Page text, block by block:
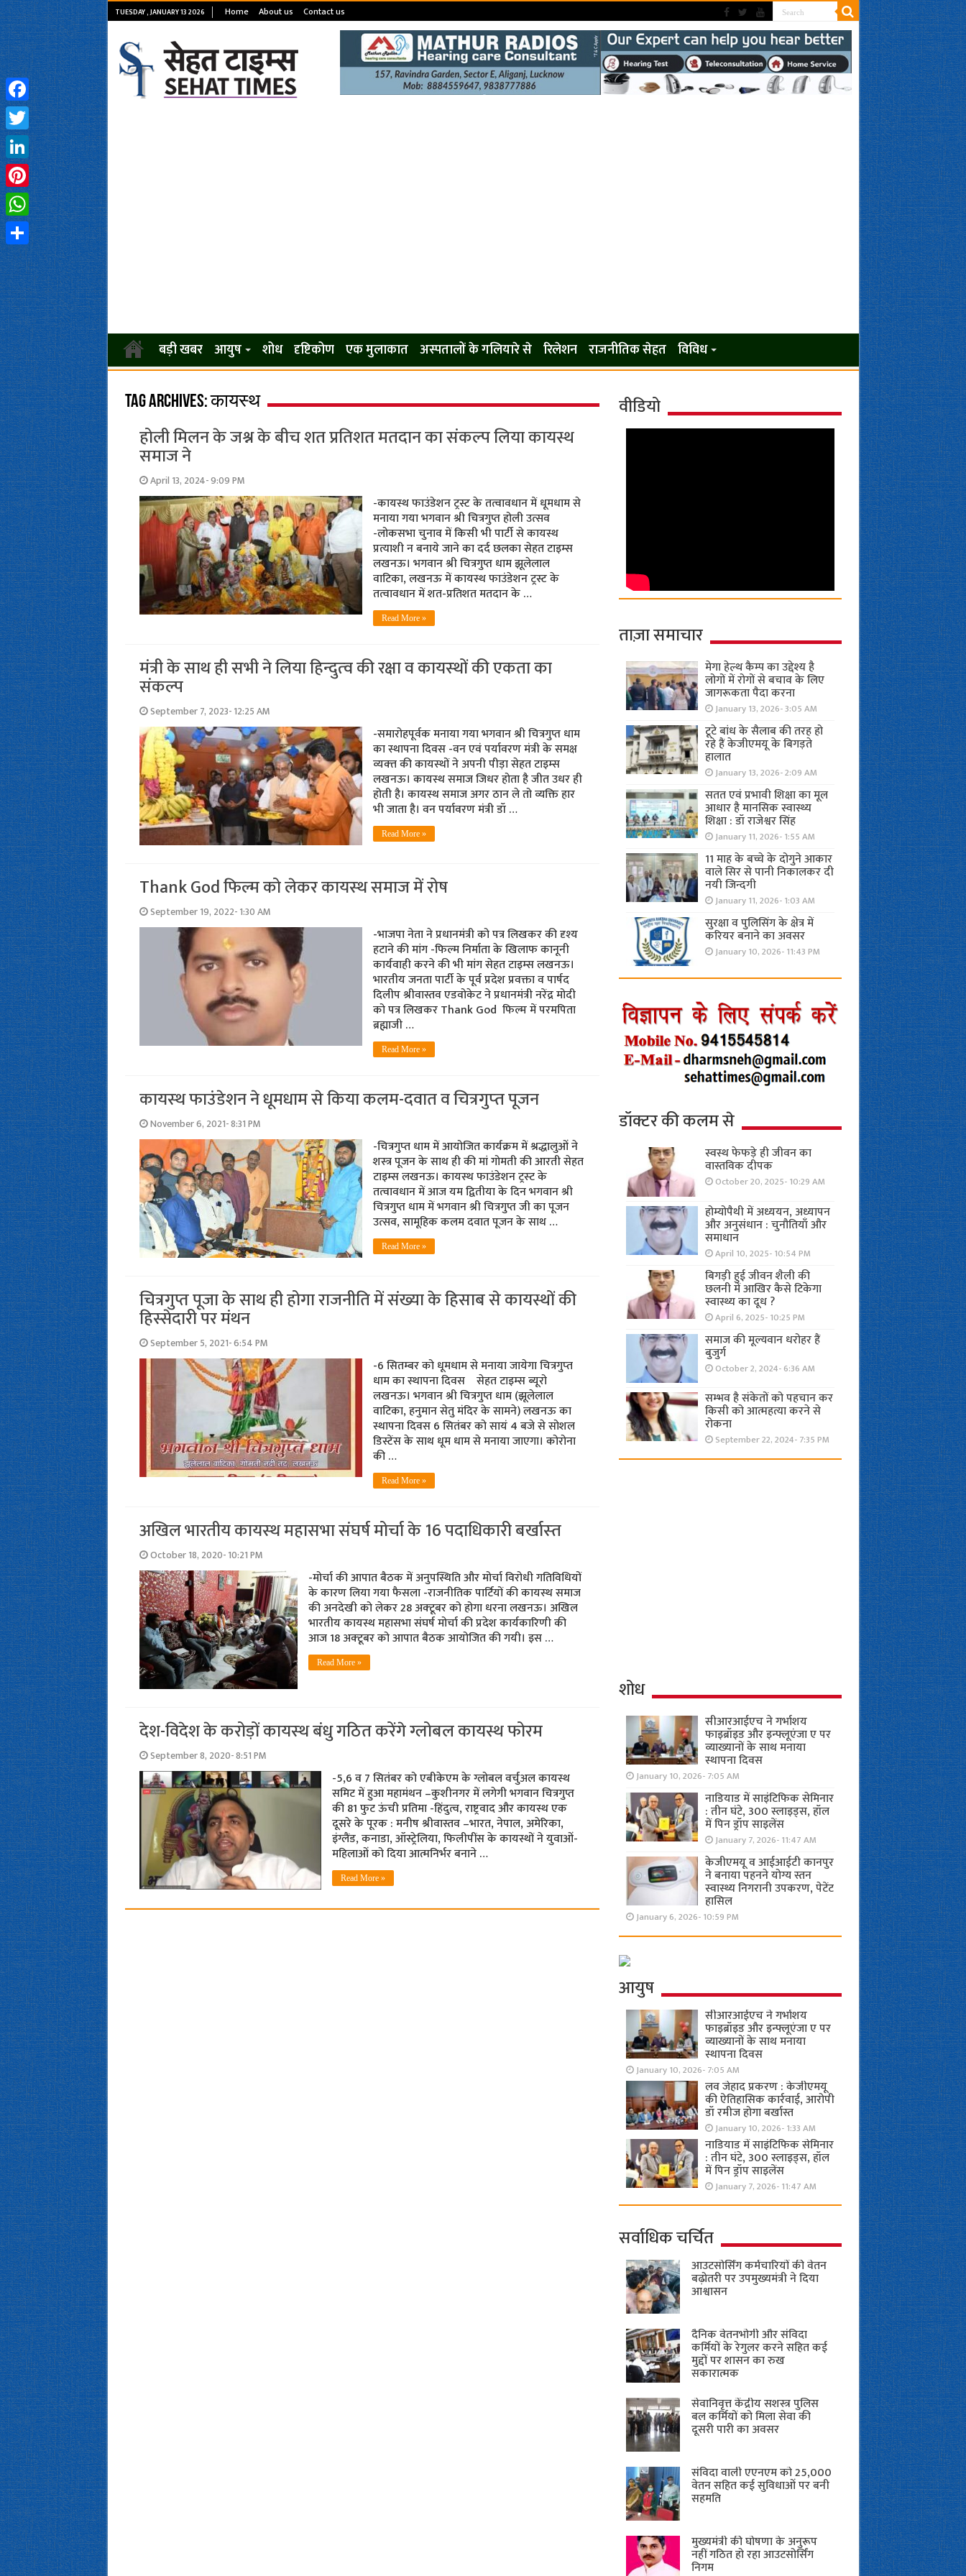
TUESDAY , JANUARY 13 2026 Home About us Contact us
बड़ी खबर आयुष शोध दृष्टिकोण एक मुलाकात अस्पतालों के गलियारे से रिलेशन राजनीतिक सेहत विविध
Tag Archives:कायस्थ
होली मिलन के जश्न के बीच शत प्रतिशत मतदान का संकल्प लिया कायस्थ
समाज ने
April 13, 2024- 9:09 PM
-कायस्थ फाउंडेशन ट्रस्ट के तत्वावधान में धूमधाम से
मनाया गया भगवान श्री चित्रगुप्त होली उत्सव
-लोकसभा चुनाव में किसी भी पार्टी से कायस्थ
प्रत्याशी न बनाये जाने का दर्द छलका सेहत टाइम्स
लखनऊ। भगवान श्री चित्रगुप्त धाम झूलेलाल
वाटिका, लखनऊ में कायस्थ फाउंडेशन ट्रस्ट के
तत्वावधान में शत-प्रतिशत मतदान के …
Read More »
मंत्री के साथ ही सभी ने लिया हिन्‍दुत्‍व की रक्षा व कायस्‍थों की एकता का
संकल्‍प
September 7, 2023- 12:25 AM
-समारोहपूर्वक मनाया गया भगवान श्री चित्रगुप्त धाम
का स्थापना दिवस -वन एवं पर्यावरण मंत्री के समक्ष
व्‍यक्‍त की कायस्‍थों ने अपनी पीड़ा सेहत टाइम्‍स
लखनऊ। कायस्थ समाज जिधर होता है जीत उधर ही
होती है। कायस्थ समाज अगर ठान ले तो व्यक्ति हार
भी जाता है। वन पर्यावरण मंत्री डॉ …
Read More »
Thank God फिल्म को लेकर कायस्‍थ समाज में रोष
September 19, 2022- 1:30 AM
-भाजपा नेता ने प्रधानमंत्री को पत्र लिखकर की दृश्‍य
हटाने की मांग -फि‍ल्‍म निर्माता के खिलाफ कानूनी
कार्यवाही करने की भी मांग सेहत टाइम्‍स लखनऊ।
भारतीय जनता पार्टी के पूर्व प्रदेश प्रवक्ता व पार्षद
दिलीप श्रीवास्तव एडवोकेट ने प्रधानमंत्री नरेंद्र मोदी
को पत्र लिखकर Thank God फिल्म में परमपिता
ब्रह्माजी …
Read More »
कायस्‍थ फाउंडेशन ने धूमधाम से किया कलम-दवात व चित्रगुप्‍त पूजन
November 6, 2021- 8:31 PM
-चित्रगुप्‍त धाम में आयोजित कार्यक्रम में श्रद्धालुओं ने
शस्‍त्र पूजन के साथ ही की मां गोमती की आरती सेहत
टाइम्‍स लखनऊ। कायस्‍थ फाउंडेशन ट्रस्‍ट के
तत्‍वावधान में आज यम द्वितीया के दिन भगवान श्री
चित्रगुप्त धाम में भगवान श्री चित्रगुप्त जी का पूजन
उत्सव, सामूहिक कलम दवात पूजन के साथ …
Read More »
चित्रगुप्त पूजा के साथ ही होगा राजनीति में संख्या के हिसाब से कायस्थों की
हिस्सेदारी पर मंथन
September 5, 2021- 6:54 PM
-6 सितम्‍बर को धूमधाम से मनाया जायेगा चित्रगुप्‍त
धाम का स्‍थापना दिवस सेहत टाइम्‍स ब्‍यूरो
लखनऊ। भगवान श्री चित्रगुप्त धाम (झूलेलाल
वाटिका, हनुमान सेतु मंदिर के सामने) लखनऊ का
स्थापना दिवस 6 सितंबर को सायं 4 बजे से सोशल
डिस्टेंस के साथ धूम धाम से मनाया जाएगा। कोरोना
की …
Read More »
अखिल भारतीय कायस्‍थ महासभा संघर्ष मोर्चा के 16 पदाधिकारी बर्खास्‍त
October 18, 2020- 10:21 PM
-मोर्चा की आपात बैठक में अनुपस्थिति और मोर्चा विरोधी गतिविधियों
के कारण लिया गया फैसला -राजनीतिक पार्टियों की कायस्‍थ समाज
की अनदेखी को लेकर 28 अक्‍टूबर को होगा धरना लखनऊ। अखिल
भारतीय कायस्थ महासभा संघर्ष मोर्चा की प्रदेश कार्यकारिणी की
आज 18 अक्‍टूबर को आपात बैठक आयोजित की गयी। इस …
Read More »
देश-विदेश के करोड़ों कायस्‍थ बंधु गठित करेंगे ग्लोबल कायस्थ फोरम
September 8, 2020- 8:51 PM
-5,6 व 7 सितंबर को एबीकेएम के ग्लोबल वर्चुअल कायस्थ
समिट में हुआ महामंथन –कुशीनगर में लगेगी भगवान चित्रगुप्त
की 81 फुट ऊंची प्रतिमा -हिंदुत्व, राष्ट्रवाद और कायस्थ एक
दूसरे के पूरक : मनीष श्रीवास्तव –भारत, नेपाल, अमेरिका,
इंग्लैंड, कनाडा, ऑस्ट्रेलिया, फिलीपींस के कायस्थों ने युवाओं-
महिलाओं को दिया आत्मनिर्भर बनाने …
Read More »
वीडियो
ताज़ा समाचार
मेगा हेल्थ कैम्प का उद्देश्य है
लोगों में रोगों से बचाव के लिए
जागरूकता पैदा करना
January 13, 2026- 3:05 AM
टूटे बांध के सैलाब की तरह हो
रहे हैं केजीएमयू के बिगड़ते
हालात
January 13, 2026- 2:09 AM
सतत एवं प्रभावी शिक्षा का मूल
आधार है मानसिक स्वास्थ्य
शिक्षा : डॉ राजेश्वर सिंह
January 11, 2026- 1:55 AM
11 माह के बच्चे के दोगुने आकार
वाले सिर से पानी निकालकर दी
नयी जिन्दगी
January 11, 2026- 1:03 AM
सुरक्षा व पुलिसिंग के क्षेत्र में
करियर बनाने का अवसर
January 10, 2026- 11:43 PM
डॉक्टर की कलम से
स्वस्थ फेफड़े ही जीवन का
वास्तविक दीपक
October 20, 2025- 10:29 AM
होम्योपैथी में अध्ययन, अध्यापन
और अनुसंधान : चुनौतियाँ और
समाधान
April 10, 2025- 10:54 PM
बिगड़ी हुई जीवन शैली की
छलनी में आखिर कैसे टिकेगा
स्वास्थ्य का दूध ?
April 6, 2025- 10:25 PM
समाज की मूल्यवान धरोहर हैं
बुजुर्ग
October 2, 2024- 6:36 AM
सम्भव है संकेतों को पहचान कर
किसी को आत्महत्या करने से
रोकना
September 22, 2024- 7:35 PM
शोध
सीआरआईएच ने गर्भाशय
फाइब्रॉइड और इन्फ्लूएंजा ए पर
व्याख्यानों के साथ मनाया
स्थापना दिवस
January 10, 2026- 7:05 AM
नाडियाड में साइंटिफिक सेमिनार
: तीन घंटे, 300 स्लाइड्स, हॉल
में पिन ड्रॉप साइलेंस
January 7, 2026- 11:47 AM
केजीएमयू व आईआईटी कानपुर
ने बनाया पहनने योग्य स्तन
स्वास्थ्य निगरानी उपकरण, पेटेंट
हासिल
January 6, 2026- 10:59 PM
आयुष
सीआरआईएच ने गर्भाशय
फाइब्रॉइड और इन्फ्लूएंजा ए पर
व्याख्यानों के साथ मनाया
स्थापना दिवस
January 10, 2026- 7:05 AM
लव जेहाद प्रकरण : केजीएमयू
की ऐतिहासिक कार्रवाई, आरोपी
डॉ रमीज होगा बर्खास्त
January 10, 2026- 1:33 AM
नाडियाड में साइंटिफिक सेमिनार
: तीन घंटे, 300 स्लाइड्स, हॉल
में पिन ड्रॉप साइलेंस
January 7, 2026- 11:47 AM
सर्वाधिक चर्चित
आउटसोर्सिंग कर्मचारियों की वेतन
बढ़ोतरी पर उपमुख्यमंत्री ने दिया
आश्वासन
दैनिक वेतनभोगी और संविदा
कर्मियों के रेगुलर करने सहित कई
मुद्दों पर शासन का रुख
सकारात्मक
सेवानिवृत्त केंद्रीय सशस्त्र पुलिस
बल ​कर्मियों को मिला सेवा की
दूसरी पारी का अवसर
संविदा वाली एएनएम को 25,000
वेतन सहित कई सुविधाओं पर बनी
सहमति
मुख्यमंत्री की घोषणा के अनुरूप
नहीं गठित हो रहा आउटसोर्सिंग
निगम
Facebook
Twitter
LinkedIn
Pinterest
WhatsApp
Share